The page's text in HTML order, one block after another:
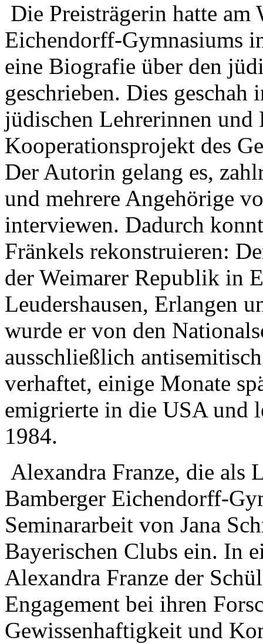
Die Preisträgerin hatte am
Eichendorff-Gymnasiums
eine Biografie über den
geschrieben. Dies geschah
jüdischen Lehrerinnen und
Kooperationsprojekt des
Der Autorin gelang es,
und mehrere Angehörige
interviewen. Dadurch
Fränkels rekonstruieren:
der Weimarer Republik in
Leudershausen, Erlangen
wurde er von den
ausschließlich
verhaftet, einige Monate
emigrierte in die USA und
1984.
Alexandra Franze, die als
Bamberger Eichendorff-
Seminararbeit von Jana
Bayerischen Clubs ein. In
Alexandra Franze der
Engagement bei ihren
Gewissenhaftigkeit und